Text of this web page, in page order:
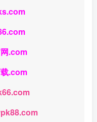
.com
.com